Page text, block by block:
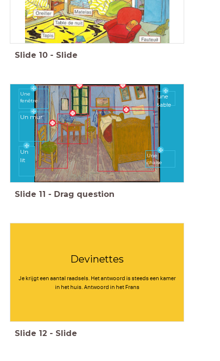
Slide 10 - Slide
Une
fenêtre
Une
chaise
Un
lit
une
table
Un mur
Slide 11 - Drag question
Devinettes
Je krijgt een aantal raadsels. Het antwoord is steeds een kamer
in het huis. Antwoord in het Frans
Slide 12 - Slide